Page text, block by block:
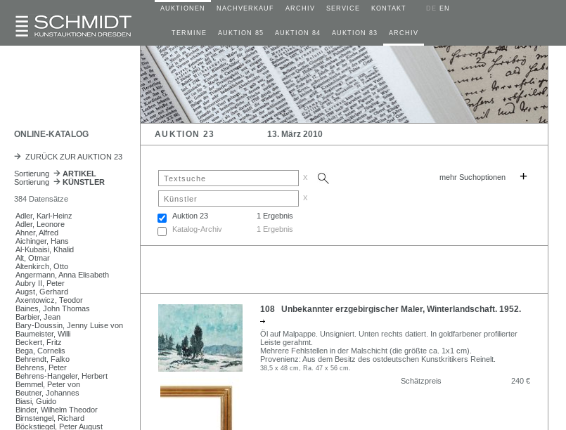
AUKTIONEN NACHVERKAUF ARCHIV SERVICE KONTAKT DE EN
TERMINE AUKTION 85 AUKTION 84 AUKTION 83 ARCHIV
ONLINE-KATALOG AUKTION 23 13. März 2010
ZURÜCK ZUR AUKTION 23
Sortierung
ARTIKEL
Sortierung
KÜNSTLER
384 Datensätze
Adler, Karl-Heinz
Adler, Leonore
Ahner, Alfred
Aichinger, Hans
Al-Kubaisi, Khalid
Alt, Otmar
Altenkirch, Otto
Angermann, Anna Elisabeth
Aubry II, Peter
Augst, Gerhard
Axentowicz, Teodor
Baines, John Thomas
Barbier, Jean
Bary-Doussin, Jenny Luise von
Baumeister, Willi
Beckert, Fritz
Bega, Cornelis
Behrendt, Falko
Behrens, Peter
Behrens-Hangeler, Herbert
Bemmel, Peter von
Beutner, Johannes
Biasi, Guido
Binder, Wilhelm Theodor
Birnstengel, Richard
Böckstiegel, Peter August
x mehr Suchoptionen +
x
Auktion 23
1 Ergebnis
Katalog-Archiv
1 Ergebnis
108 Unbekannter erzgebirgischer Maler, Winterlandschaft. 1952.
Öl auf Malpappe. Unsigniert. Unten rechts datiert. In goldfarbener profilierter
Leiste gerahmt.
Mehrere Fehlstellen in der Malschicht (die größte ca. 1x1 cm).
Provenienz: Aus dem Besitz des ostdeutschen Kunstkritikers Reinelt.
38,5 x 48 cm, Ra. 47 x 56 cm.
Schätzpreis 240 €